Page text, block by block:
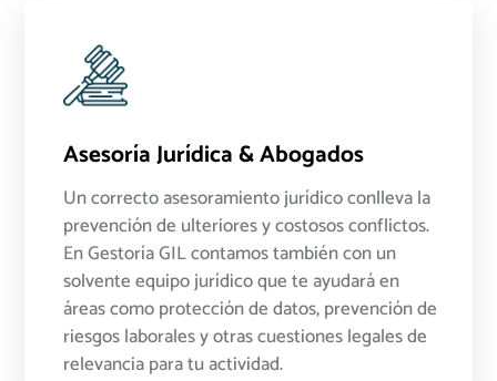
Asesoría Jurídica & Abogados
Un correcto asesoramiento jurídico conlleva la
prevención de ulteriores y costosos conflictos.
En Gestoría GIL contamos también con un
solvente equipo jurídico que te ayudará en
áreas como protección de datos, prevención de
riesgos laborales y otras cuestiones legales de
relevancia para tu actividad.